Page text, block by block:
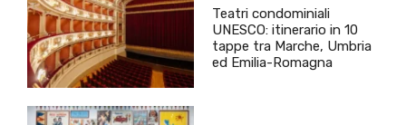
Teatri condominiali
UNESCO: itinerario in 10
tappe tra Marche, Umbria
ed Emilia-Romagna